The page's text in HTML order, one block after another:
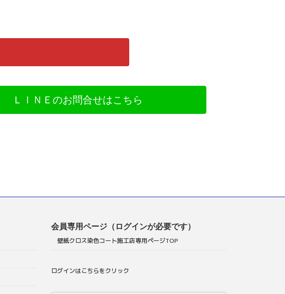
ＬＩＮＥのお問合せはこちら
会員専用ページ（ログインが必要です）
壁紙クロス染色コート施工店専用ページTOP
ログインはこちらをクリック